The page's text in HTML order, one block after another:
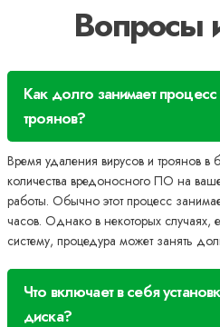
Вопросы
Как долго занимает
троянов?
Время удаления вирусов и троянов в
количества вредоносного ПО на
работы. Обычно этот процесс
часов. Однако в некоторых случаях,
систему, процедура может занять
Что включает в себя
диска?